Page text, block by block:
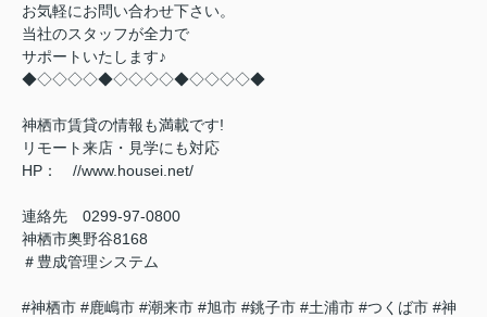
お気軽にお問い合わせ下さい。
当社のスタッフが全力で
サポートいたします♪
◆◇◇◇◇◆◇◇◇◇◆◇◇◇◇◆
神栖市賃貸の情報も満載です!
リモート来店・見学にも対応
HP： //www.housei.net/
連絡先 0299‐97‐0800
神栖市奥野谷8168
＃豊成管理システム
#神栖市 #鹿嶋市 #潮来市 #旭市 #銚子市 #土浦市 #つくば市 #神